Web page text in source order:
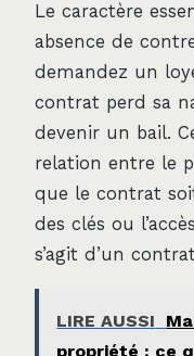
Le caractère
absence de
demandez un
contrat perd sa
devenir un bail.
relation entre le
que le contrat
des clés ou
s’agit d’un
LIRE AUSSI
propriété : ce